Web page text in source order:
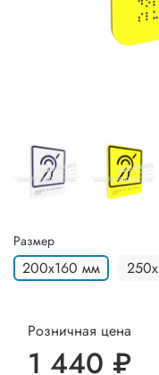
Размер
200х160 мм
Розничная цена
1 440 ₽